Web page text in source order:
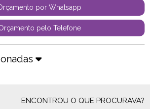
por Whatsapp
pelo Telefone
ENCONTROU O QUE PROCURAVA?